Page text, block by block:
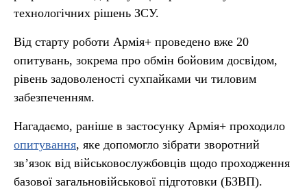
технологічних рішень ЗСУ.
Від старту роботи Армія+ проведено вже 20
опитувань, зокрема про обмін бойовим досвідом,
рівень задоволеності сухпайками чи тиловим
забезпеченням.
Нагадаємо, раніше в застосунку Армія+ проходило
опитування, яке допомогло зібрати зворотний
зв’язок від військовослужбовців щодо проходження
базової загальновійськової підготовки (БЗВП).